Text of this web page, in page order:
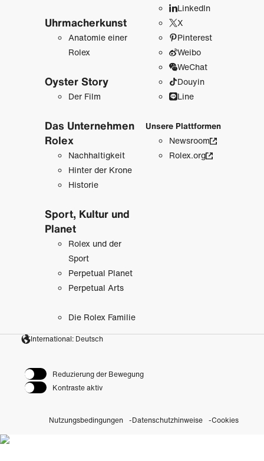
Uhrmacher­kunst
Anatomie einer
Rolex
Oyster Story
Der Film
Das Unternehmen
Rolex
Nachhaltigkeit
Hinter der Krone
Historie
Sport, Kultur und
Planet
Rolex und der
Sport
Perpetual Planet
Perpetual Arts
Die Rolex Familie
LinkedIn
X
Pinterest
Weibo
WeChat
Douyin
Line
Unsere Plattformen
Newsroom
Rolex.org
International: Deutsch
Reduzierung der Bewegung
Kontraste aktiv
Nutzungsbedingungen Datenschutzhinweise Cookies